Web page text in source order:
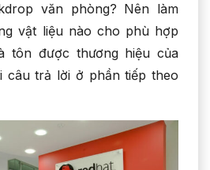
văn phòng? Nên làm
vật liệu nào cho phù hợp
tôn được thương hiệu của
câu trả lời ở phần tiếp theo